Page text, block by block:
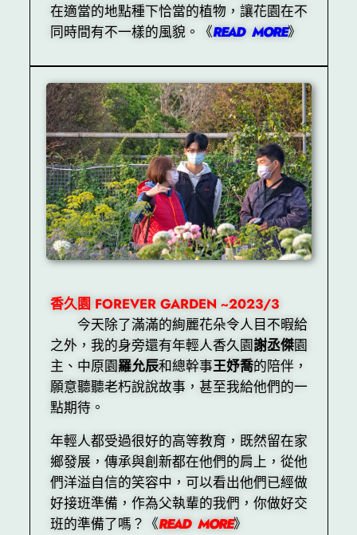
在適當的地點種下恰當的植物，讓花園在不
同時間有不一樣的風貌。《READ MORE》
香久園 FOREVER GARDEN ~2023/3
今天除了滿滿的絢麗花朵令人目不暇給
之外，我的身旁還有年輕人香久園謝丞傑園
主、中原園羅允辰和總幹事王妤喬的陪伴，
願意聽聽老朽說說故事，甚至我給他們的一
點期待。
年輕人都受過很好的高等教育，既然留在家
鄉發展，傳承與創新都在他們的肩上，從他
們洋溢自信的笑容中，可以看出他們已經做
好接班準備，作為父執輩的我們，你做好交
班的準備了嗎？《READ MORE》